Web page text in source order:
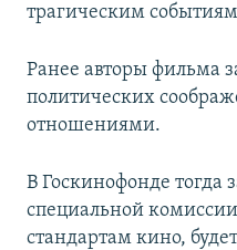
трагическим
Ранее авторы фильма
политических
отношениями.
В Госкинофонде тогда
специальной
стандартам кино,